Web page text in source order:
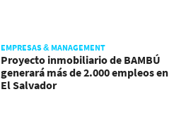
EMPRESAS & MANAGEMENT
Proyecto inmobiliario de BAMBÚ
generará más de 2.000 empleos en
El Salvador